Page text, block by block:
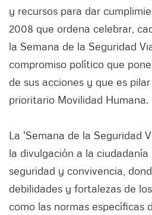
y recursos para dar
2008 que ordena celebrar,
la Semana de la Seguridad
compromiso político que
de sus acciones y que es
prioritario Movilidad Humana.
La 'Semana de la Seguridad
la divulgación a la ciudadanía
seguridad y convivencia,
debilidades y fortalezas de
como las normas específicas